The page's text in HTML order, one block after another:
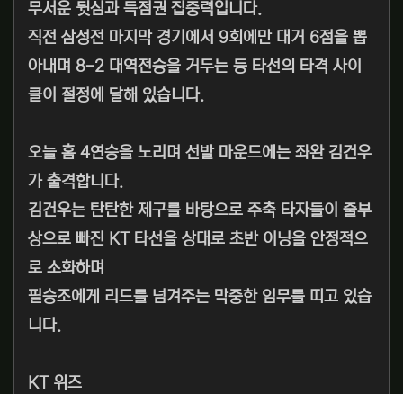
무서운 뒷심과 득점권 집중력입니다.
직전 삼성전 마지막 경기에서 9회에만 대거 6점을 뽑
아내며 8-2 대역전승을 거두는 등 타선의 타격 사이
클이 절정에 달해 있습니다.
오늘 홈 4연승을 노리며 선발 마운드에는 좌완 김건우
가 출격합니다.
김건우는 탄탄한 제구를 바탕으로 주축 타자들이 줄부
상으로 빠진 KT 타선을 상대로 초반 이닝을 안정적으
로 소화하며
필승조에게 리드를 넘겨주는 막중한 임무를 띠고 있습
니다.
KT 위즈